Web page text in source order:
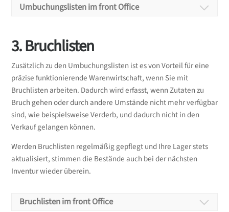
anlegen?
Um eine Inventur durchführen zu können, müssen
Sie dieses vorab anlegen. Beim Anlegen können Sie
entscheiden ob Sie das gesamte Lager einbeziehen
wollen oder eine Inventur für nur einzelne Zutaten
durchführen wollen.
Inventur anlegen
Wie kann ich eine Inventur
bearbeiten?
Umbuchungslisten im front Office
Wie kann ich eine
Umbuchungsliste
hinzufügen?
Um einzelne oder mehrere Zutaten in ein anderes
Lager zu bewegen, können Sie eine
bzgl. Quell- und Ziellager gemacht werden.
Weiterhin können Sie auch ein komplettes Lager mit
den Auffüllmengen auffüllen oder ein Lager
3. Bruchlisten
Zusätzlich zu den Umbuchungslisten ist es von Vorteil für eine
präzise funktionierende Warenwirtschaft, wenn Sie mit
Bruchlisten arbeiten. Dadurch wird erfasst, wenn Zutaten zu
Bruch gehen oder durch andere Umstände nicht mehr verfügbar
sind, wie beispielsweise Verderb, und dadurch nicht in den
Verkauf gelangen können.
Werden Bruchlisten regelmäßig gepflegt und Ihre Lager stets
aktualisiert, stimmen die Bestände auch bei der nächsten
Inventur wieder überein.
Bruchlisten im front Office